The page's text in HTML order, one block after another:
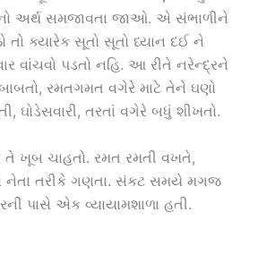
અર્થ સમજાવતા જાઓ. એ સંભાળીને
તો ક્યારેક સૂતો સૂતો ધ્યાન દઈ ને
વાંચવો પડતો નહિ. આ રીતે નરેન્દ્રને
રમતગમત વગેરે માટે તેને ઘણો
ઘોડેસવારી, તરતાં વગેરે બધું શીખતો.
ખૂબ ચાહતો. રમત રમતી વખતે,
નેતા તરીકે ગણતા. સંકટ સમયે મગજ
પાસે એક વ્યાયામશાળા હતી.